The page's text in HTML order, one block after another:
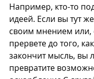
Например, кто-то
идеей. Если вы тут
своим мнением или,
прервете до того,
закончит мысль, вы
превратите